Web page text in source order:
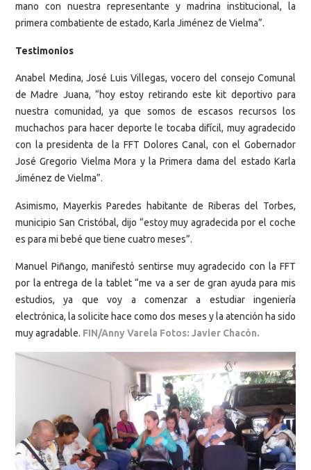
mano con nuestra representante y madrina institucional, la
primera combatiente de estado, Karla Jiménez de Vielma”.
Testimonios
Anabel Medina, José Luis Villegas, vocero del consejo Comunal
de Madre Juana, “hoy estoy retirando este kit deportivo para
nuestra comunidad, ya que somos de escasos recursos los
muchachos para hacer deporte le tocaba difícil, muy agradecido
con la presidenta de la FFT Dolores Canal, con el Gobernador
José Gregorio Vielma Mora y la Primera dama del estado Karla
Jiménez de Vielma”.
Asimismo, Mayerkis Paredes habitante de Riberas del Torbes,
municipio San Cristóbal, dijo “estoy muy agradecida por el coche
es para mi bebé que tiene cuatro meses”.
Manuel Piñango, manifestó sentirse muy agradecido con la FFT
por la entrega de la tablet “me va a ser de gran ayuda para mis
estudios, ya que voy a comenzar a estudiar ingeniería
electrónica, la solicite hace como dos meses y la atención ha sido
muy agradable. FIN/Anny Varela Fotos: Javier Chacón.